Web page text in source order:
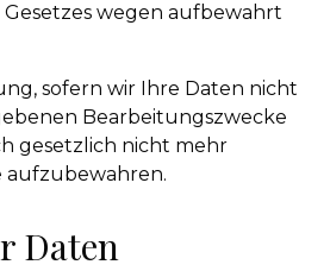
wegen aufbewahrt
sofern wir Ihre Daten nicht
Bearbeitungszwecke
gesetzlich nicht mehr
aufzubewahren.
Daten